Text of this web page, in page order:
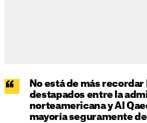
No está de más
destapados entre la
norteamericana y Al
mayoría seguramente